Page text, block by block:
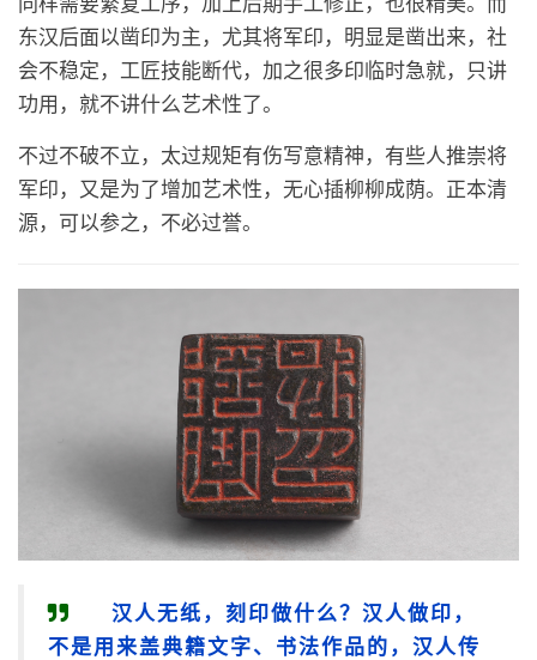
东汉后面以凿印为主，尤其将军印，明显是凿出来，社
会不稳定，工匠技能断代，加之很多印临时急就，只讲
功用，就不讲什么艺术性了。
不过不破不立，太过规矩有伤写意精神，有些人推崇将
军印，又是为了增加艺术性，无心插柳柳成荫。正本清
源，可以参之，不必过誉。
汉人无纸，刻印做什么？汉人做印，
不是用来盖典籍文字、书法作品的，汉人传